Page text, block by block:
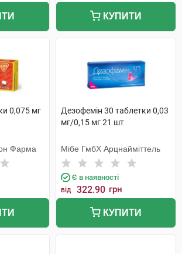
КУПИТИ
0,075 мг
Фарма
Дезофемін 30 таблетки 0,03
мг/0,15 мг 21 шт
Мібе ГмбХ Арцнайміттель
Є в наявності
від 322.90 грн
КУПИТИ